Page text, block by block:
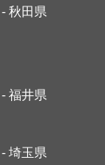
- 秋田県
- 福井県
- 埼玉県